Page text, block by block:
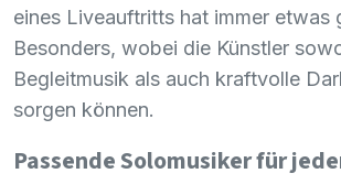
eines Liveauftritts hat immer etwas
Besonders, wobei die Künstler
Begleitmusik als auch kraftvolle
sorgen können.
Passende Solomusiker für